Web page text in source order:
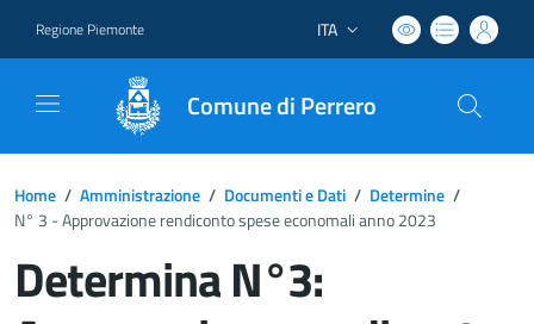
Regione Piemonte Lingua attiva:
ITA
Comune di Perrero
Home / Amministrazione / Documenti e Dati / Determine /
N° 3 - Approvazione rendiconto spese economali anno 2023
Determina N°3: